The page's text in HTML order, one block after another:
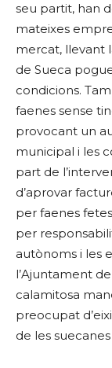
seu partit, han
mateixes
mercat, llevant
de Sueca
condicions.
faenes sense
provocant un
municipal i les
part de
d’aprovar
per faenes
per
autònoms i les
l’Ajuntament
calamitosa
preocupat
de les